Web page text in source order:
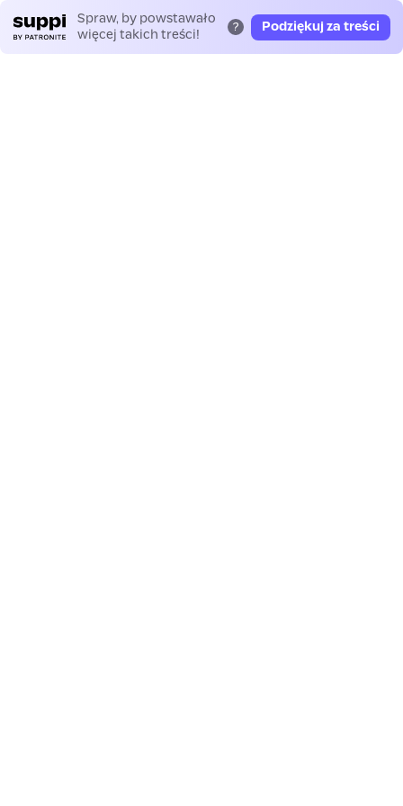
Spraw, by powstawało
więcej takich treści!
? Podziękuj za treści